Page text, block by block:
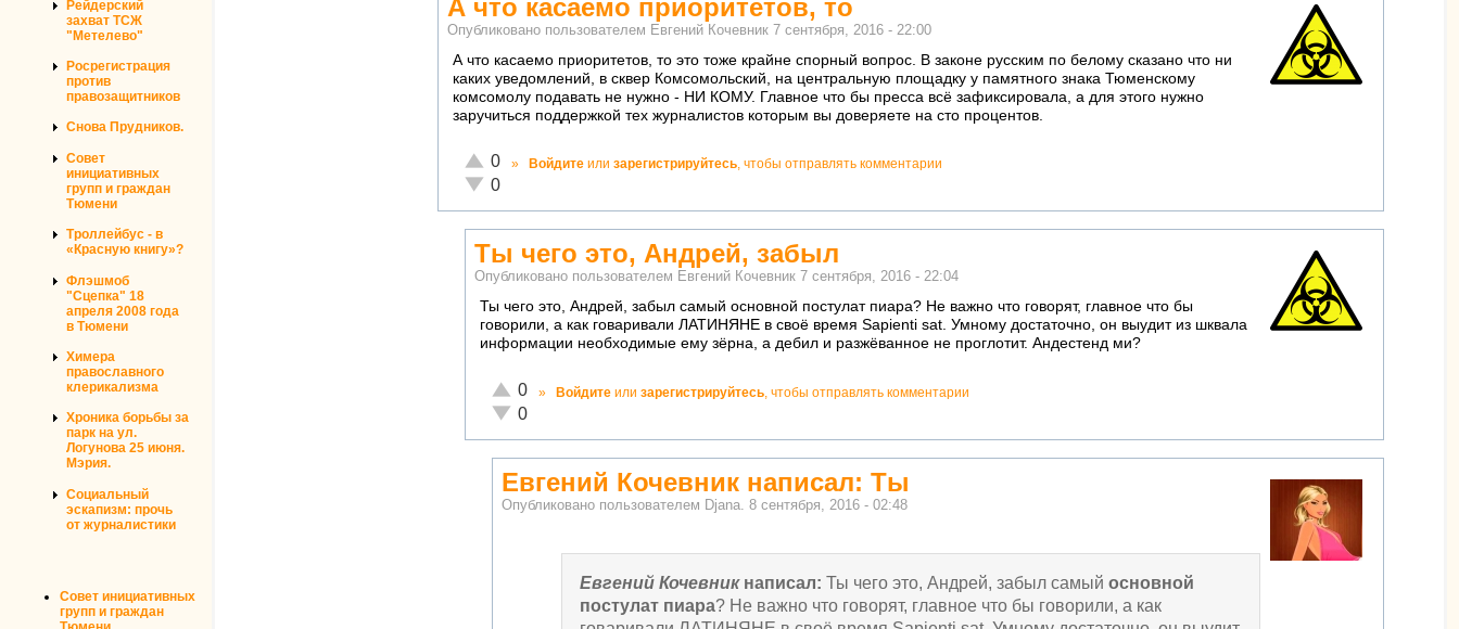
Рейдерский
захват ТСЖ
"Метелево"
Росрегистрация
против
правозащитников
Снова Прудников.
Совет
инициативных
групп и граждан
Тюмени
Троллейбус - в
«Красную книгу»?
Флэшмоб
"Сцепка" 18
апреля 2008 года
в Тюмени
Химера
православного
клерикализма
Хроника борьбы за
парк на ул.
Логунова 25 июня.
Мэрия.
Социальный
эскапизм: прочь
от журналистики
Совет инициативных
групп и граждан
А что касаемо приоритетов, то
Опубликовано пользователем Евгений Кочевник 7 сентября, 2016 - 22:00
А что касаемо приоритетов, то это тоже крайне спорный вопрос. В законе русским по белому сказано что ни
каких уведомлений, в сквер Комсомольский, на центральную площадку у памятного знака Тюменскому
комсомолу подавать не нужно - НИ КОМУ. Главное что бы пресса всё зафиксировала, а для этого нужно
заручиться поддержкой тех журналистов которым вы доверяете на сто процентов.
Отлично!
0
Неадекватно!
0
» Войдите или зарегистрируйтесь, чтобы отправлять комментарии
Ты чего это, Андрей, забыл
Опубликовано пользователем Евгений Кочевник 7 сентября, 2016 - 22:04
Ты чего это, Андрей, забыл самый основной постулат пиара? Не важно что говорят, главное что бы
говорили, а как говаривали ЛАТИНЯНЕ в своё время Sapienti sat. Умному достаточно, он выудит из шквала
информации необходимые ему зёрна, а дебил и разжёванное не проглотит. Андестенд ми?
Отлично!
0
Неадекватно!
0
» Войдите или зарегистрируйтесь , чтобы отправлять комментарии
Евгений Кочевник написал: Ты
Опубликовано пользователем Djana. 8 сентября, 2016 - 02:48
Евгений Кочевникнаписал:Ты чего это, Андрей, забыл самыйосновной
постулат пиара? Не важно что говорят, главное что бы говорили, а как